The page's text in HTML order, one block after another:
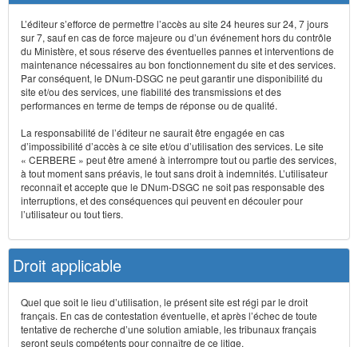
L’éditeur s’efforce de permettre l’accès au site 24 heures sur 24, 7 jours
sur 7, sauf en cas de force majeure ou d’un événement hors du contrôle
du Ministère, et sous réserve des éventuelles pannes et interventions de
maintenance nécessaires au bon fonctionnement du site et des services.
Par conséquent, le DNum-DSGC ne peut garantir une disponibilité du
site et/ou des services, une fiabilité des transmissions et des
performances en terme de temps de réponse ou de qualité.
La responsabilité de l’éditeur ne saurait être engagée en cas
d’impossibilité d’accès à ce site et/ou d’utilisation des services. Le site
« CERBERE » peut être amené à interrompre tout ou partie des services,
à tout moment sans préavis, le tout sans droit à indemnités. L’utilisateur
reconnaît et accepte que le DNum-DSGC ne soit pas responsable des
interruptions, et des conséquences qui peuvent en découler pour
l’utilisateur ou tout tiers.
Droit applicable
Quel que soit le lieu d’utilisation, le présent site est régi par le droit
français. En cas de contestation éventuelle, et après l’échec de toute
tentative de recherche d’une solution amiable, les tribunaux français
seront seuls compétents pour connaître de ce litige.